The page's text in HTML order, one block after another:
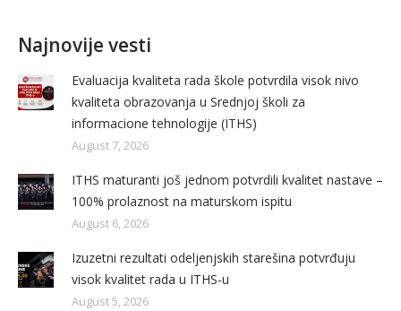
Najnovije vesti
Evaluacija kvaliteta rada škole potvrdila visok nivo
kvaliteta obrazovanja u Srednjoj školi za
informacione tehnologije (ITHS)
August 7, 2026
ITHS maturanti još jednom potvrdili kvalitet nastave –
100% prolaznost na maturskom ispitu
August 6, 2026
Izuzetni rezultati odeljenjskih starešina potvrđuju
visok kvalitet rada u ITHS-u
August 5, 2026